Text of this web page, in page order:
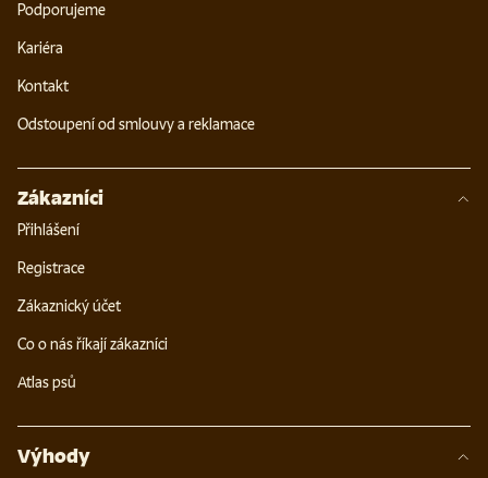
Podporujeme
Kariéra
Kontakt
Odstoupení od smlouvy a reklamace
Zákazníci
Přihlášení
Registrace
Zákaznický účet
Co o nás říkají zákazníci
Atlas psů
Výhody